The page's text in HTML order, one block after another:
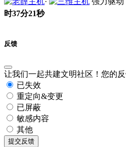
时37分21秒
反馈
让我们一起共建文明社区！您的反
已失效
重定向&变更
已屏蔽
敏感内容
其他
提交反馈